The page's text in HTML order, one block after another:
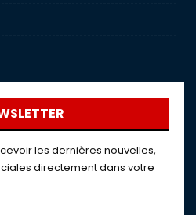
les dernières nouvelles,
directement dans votre